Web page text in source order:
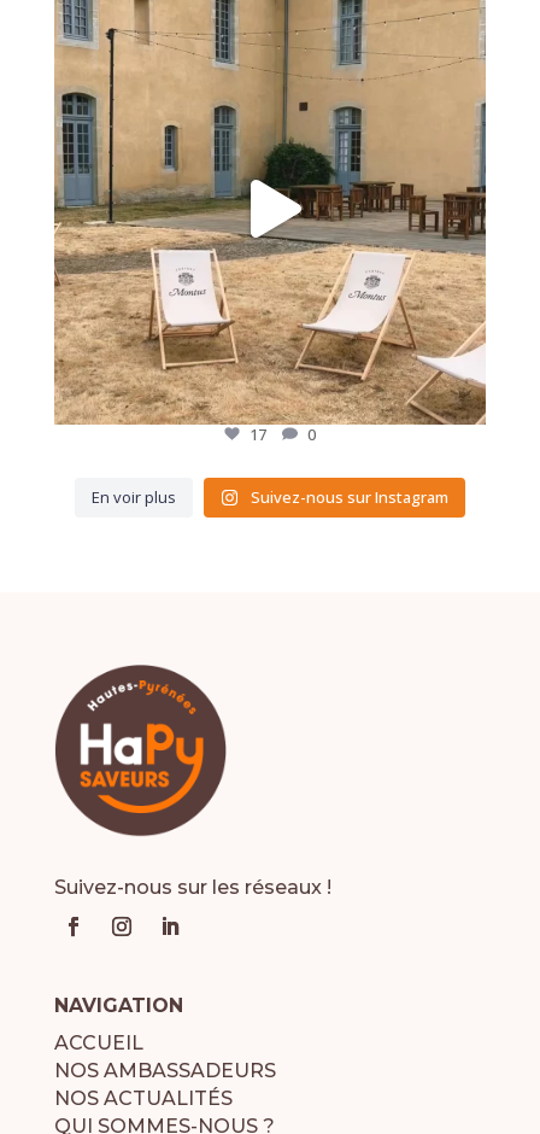
🍷 Nos adhérents font rayonner les saveurs des...
17 0
17 0
En voir plus Suivez-nous sur Instagram
Suivez-nous sur les réseaux !
NAVIGATION
ACCUEIL
NOS AMBASSADEURS
NOS ACTUALITÉS
QUI SOMMES-NOUS ?